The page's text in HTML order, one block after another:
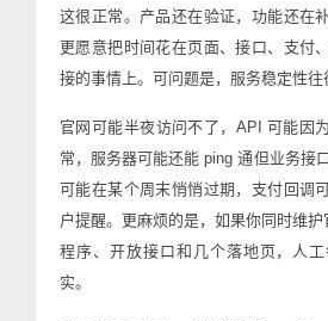
这很正常。产品还在验证，功能还在
更愿意把时间花在页面、接口、支付
接的事情上。可问题是，服务稳定性往
官网可能半夜访问不了，API 可能因
常，服务器可能还能 ping 通但业务接
可能在某个周末悄悄过期，支付回调
户提醒。更麻烦的是，如果你同时维
程序、开放接口和几个落地页，人
实。